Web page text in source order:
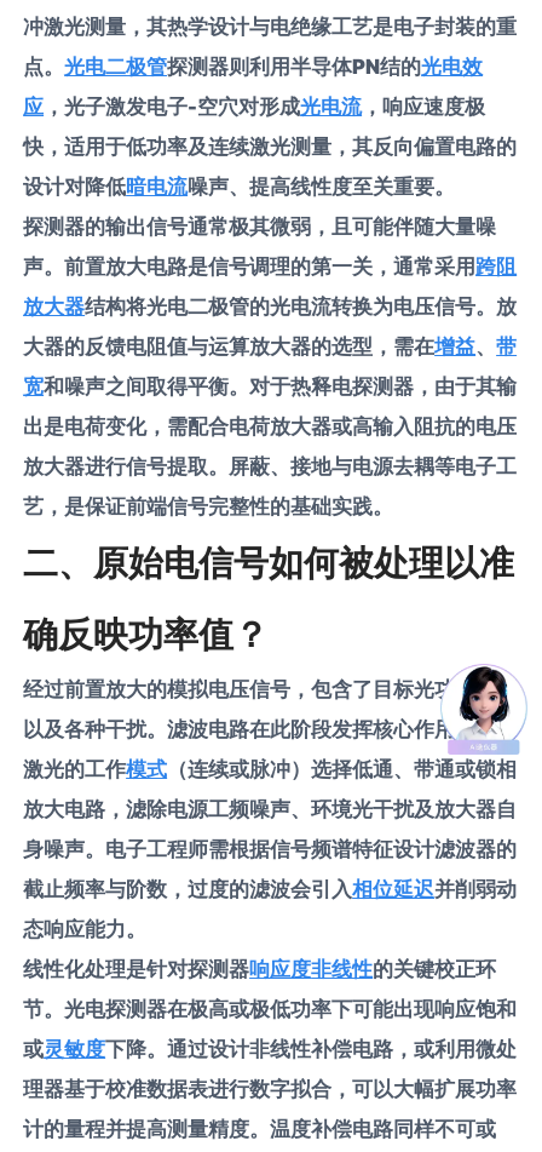
冲激光测量，其热学设计与电绝缘工艺是电子封装的重
点。光电二极管探测器则利用半导体PN结的光电效
应 ，光子激发电子-空穴对形成光电流，响应速度极
快，适用于低功率及连续激光测量，其反向偏置电路的
设计对降低暗电流噪声、提高线性度至关重要。
探测器的输出信号通常极其微弱，且可能伴随大量噪
声。前置放大电路是信号调理的第一关，通常采用 跨阻
放大器结构将光电二极管的光电流转换为电压信号。放
大器的反馈电阻值与运算放大器的选型，需在增益、带
宽和噪声之间取得平衡。对于热释电探测器，由于其输
出是电荷变化，需配合电荷放大器或高输入阻抗的电压
放大器进行信号提取。屏蔽、接地与电源去耦等电子工
艺，是保证前端信号完整性的基础实践。
二、原始电信号如何被处理以准
确反映功率值？
经过前置放大的模拟电压信号，包含了目标光功率信息
以及各种干扰。滤波电路在此阶段发挥核心作用，根据
激光的工作模式 （连续或脉冲）选择低通、带通或锁相
放大电路，滤除电源工频噪声、环境光干扰及放大器自
身噪声。电子工程师需根据信号频谱特征设计滤波器的
截止频率与阶数，过度的滤波会引入相位延迟并削弱动
态响应能力。
线性化处理是针对探测器响应度非线性的关键校正环
节。光电探测器在极高或极低功率下可能出现响应饱和
或灵敏度下降。通过设计非线性补偿电路，或利用微处
理器基于校准数据表进行数字拟合，可以大幅扩展功率
计的量程并提高测量精度。温度补偿电路同样不可或